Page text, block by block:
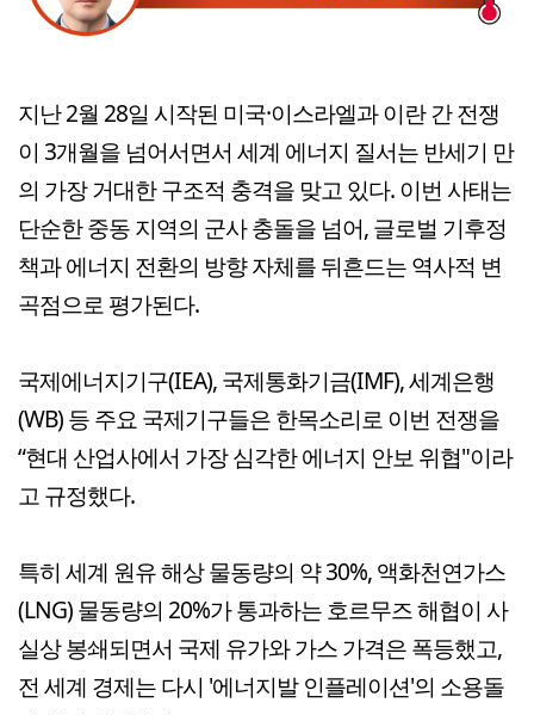
지난 2월 28일 시작된 미국·이스라엘과 이란 간 전쟁
이 3개월을 넘어서면서 세계 에너지 질서는 반세기 만
의 가장 거대한 구조적 충격을 맞고 있다. 이번 사태는
단순한 중동 지역의 군사 충돌을 넘어, 글로벌 기후정
책과 에너지 전환의 방향 자체를 뒤흔드는 역사적 변
곡점으로 평가된다.
국제에너지기구(IEA), 국제통화기금(IMF), 세계은행
(WB) 등 주요 국제기구들은 한목소리로 이번 전쟁을
“현대 산업사에서 가장 심각한 에너지 안보 위협"이라
고 규정했다.
특히 세계 원유 해상 물동량의 약 30%, 액화천연가스
(LNG) 물동량의 20%가 통과하는 호르무즈 해협이 사
실상 봉쇄되면서 국제 유가와 가스 가격은 폭등했고,
전 세계 경제는 다시 '에너지발 인플레이션'의 소용돌